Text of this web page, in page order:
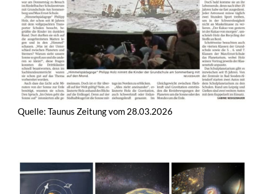
Quelle: Taunus Zeitung vom 28.03.2026